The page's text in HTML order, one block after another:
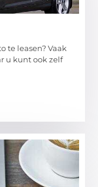
te leasen? Vaak
u kunt ook zelf